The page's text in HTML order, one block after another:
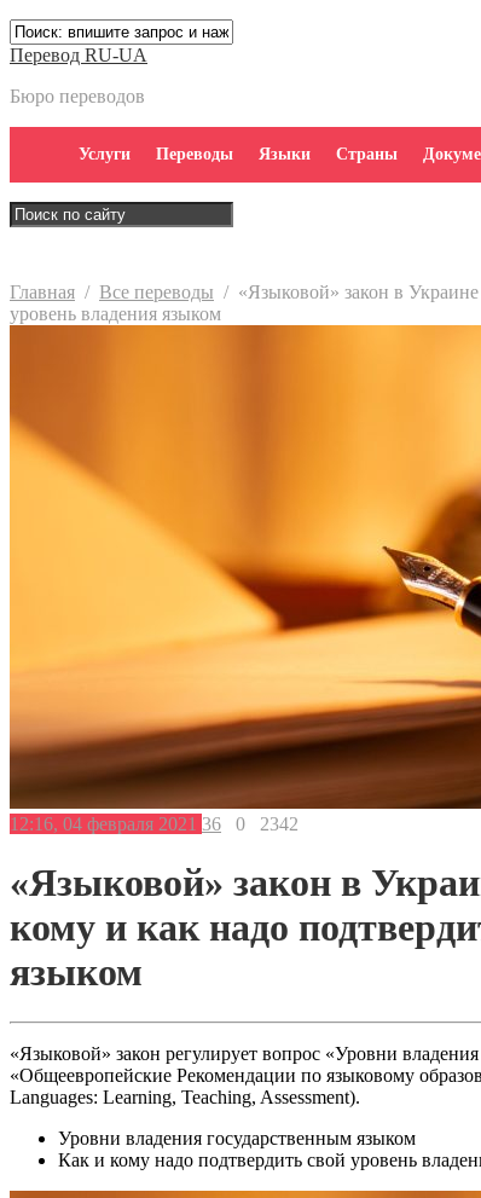
Перевод RU-UA
Бюро переводов
Услуги Переводы Языки Страны
Главная / Все переводы / «Языковой» закон в
уровень владения языком
12:16, 04 февраля 2021 36 0 2342
«Языковой» закон в
кому и как надо
языком
«Языковой» закон регулирует вопрос «Уровни
«Общеевропейские Рекомендации по языковому
Languages: Learning, Teaching, Assessment).
Уровни владения государственным языком
Как и кому надо подтвердить свой уровень